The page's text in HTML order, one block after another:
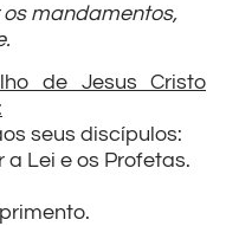
mandamentos,
de Jesus Cristo
seus discípulos:
Lei e os Profetas.